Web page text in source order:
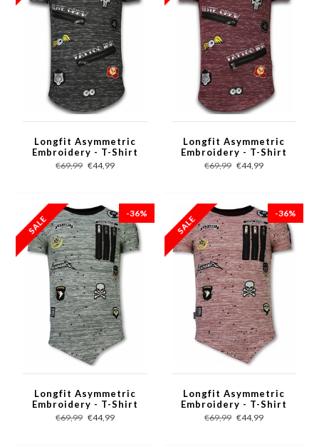
Longfit Asymmetric
Embroidery - T-Shirt
Patches - Elite Crew -
Zwart
€69,99 €44,99
Longfit Asymmetric
Embroidery - T-Shirt
Patches - Elite Crew -
Bordeaux
€69,99 €44,99
-36%
Longfit Asymmetric
Embroidery - T-Shirt
Patches - US Army -
Groen
€69,99 €44,99
-36%
Longfit Asymmetric
Embroidery - T-Shirt
Patches - US Army -
€69,99 €44,99